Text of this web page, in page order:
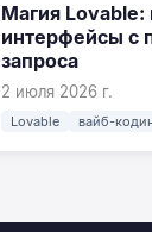
Магия Lovable:
интерфейсы с
запроса
2 июля 2026 г.
Lovable вайб-